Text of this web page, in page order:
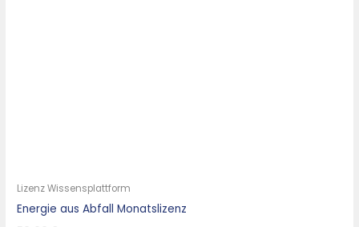
Lizenz Wissensplattform
Energie aus Abfall Monatslizenz